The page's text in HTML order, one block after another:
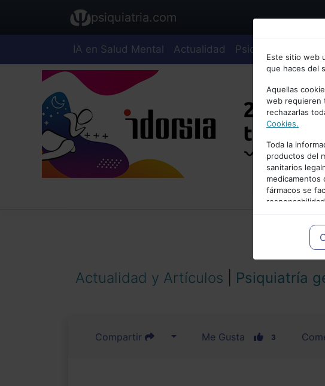
Escribe tu
Accede o
psiquiatria.com
IA en Salud Mental Actualidad Psiquiatría
Este sitio web
que haces del
Aquellas
web requieren
rechazarlas
Cookies.
Toda la
productos del
sanitarios
medicamentos
fármacos se
medicamentos
adecuado a
Actualidad y Artículos Psiquiatría
Compartir Me Gusta 3